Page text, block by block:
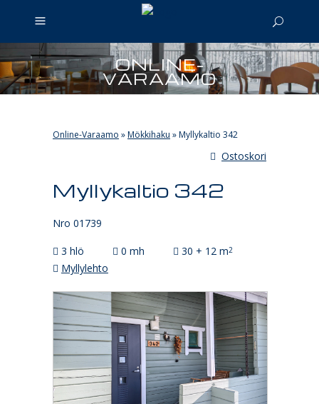
ONLINE-
VARAAMO
Online-Varaamo »Mökkihaku »Myllykaltio 342
Ostoskori
Myllykaltio 342
Nro 01739
3 hlö 0 mh 30 + 12 m2
Myllylehto